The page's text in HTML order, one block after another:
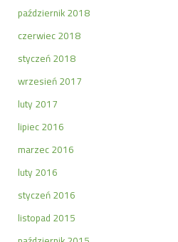
październik 2018
czerwiec 2018
styczeń 2018
wrzesień 2017
luty 2017
lipiec 2016
marzec 2016
luty 2016
styczeń 2016
listopad 2015